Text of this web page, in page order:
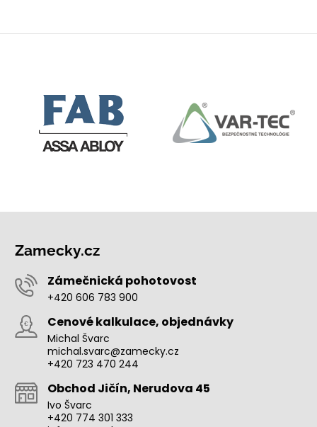
Zamecky.cz
Zámečnická pohotovost
+420 606 783 900
Cenové kalkulace, objednávky
Michal Švarc
michal.svarc@zamecky.cz
+420 723 470 244
Obchod Jičín, Nerudova 45
Ivo Švarc
+420 774 301 333